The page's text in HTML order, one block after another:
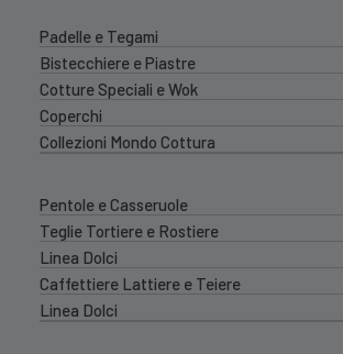
Padelle e Tegami
Bistecchiere e Piastre
Cotture Speciali e Wok
Coperchi
Collezioni Mondo Cottura
Pentole e Casseruole
Teglie Tortiere e Rostiere
Linea Dolci
Caffettiere Lattiere e Teiere
Linea Dolci